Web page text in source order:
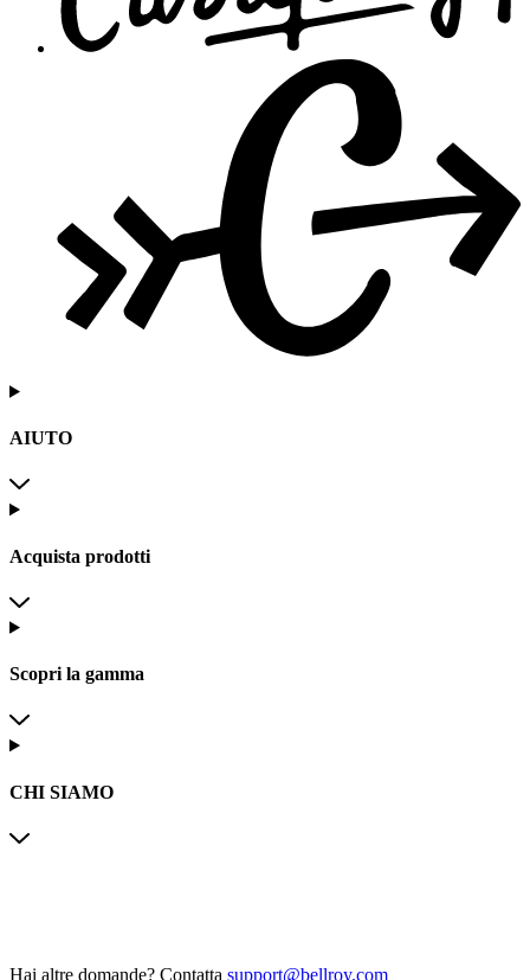
AIUTO
Acquista prodotti
Scopri la gamma
CHI SIAMO
Hai altre domande? Contatta support@bellroy.com